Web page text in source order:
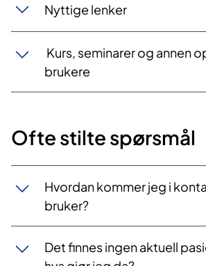
Nyttige lenker
Kurs, seminarer og annen
brukere
Ofte stilte spørsmål
​Hvordan kommer jeg i
bruker?
Det finnes ingen aktuell